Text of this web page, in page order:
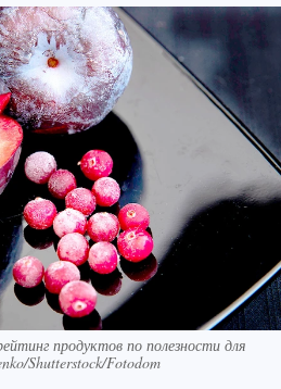
продуктов по полезности для
Shutterstock/Fotodom